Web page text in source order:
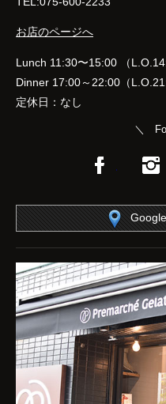
お店のページへ
Lunch 11:30〜15:00 （
Dinner 17:00～22:00（
定休日：なし
＼